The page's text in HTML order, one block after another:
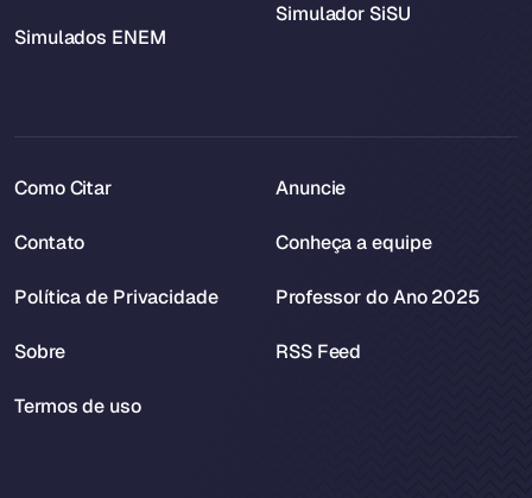
Simulados ENEM
Simulador SiSU
Como Citar
Contato
Política de Privacidade
Sobre
Termos de uso
Anuncie
Conheça a equipe
Professor do Ano 2025
RSS Feed